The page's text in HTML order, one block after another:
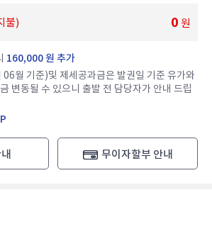
불) 0 원
160,000 원 추가
월 기준)및 제세공과금은 발권일 기준 유가와
변동될 수 있으니 출발 전 담당자가 안내 드립
무이자할부 안내